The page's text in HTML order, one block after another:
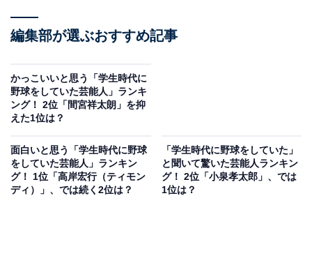
編集部が選ぶおすすめ記事
かっこいいと思う「学生時代に
野球をしていた芸能人」ランキ
ング！ 2位「間宮祥太朗」を抑
えた1位は？
面白いと思う「学生時代に野球
をしていた芸能人」ランキン
グ！ 1位「高岸宏行（ティモン
ディ）」、では続く2位は？
「学生時代に野球をしていた」
と聞いて驚いた芸能人ランキン
グ！ 2位「小泉孝太郎」、では
1位は？